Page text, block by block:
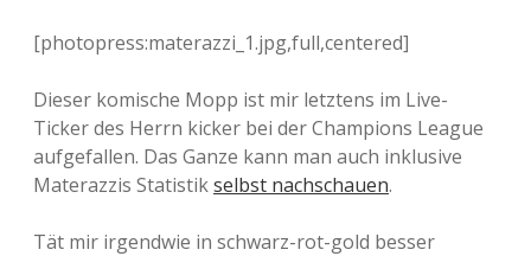
[photopress:materazzi_1.jpg,full,centered]
Dieser komische Mopp ist mir letztens im Live-
Ticker des Herrn kicker bei der Champions League
aufgefallen. Das Ganze kann man auch inklusive
Materazzis Statistikselbst nachschauen.
Tät mir irgendwie in schwarz-rot-gold besser